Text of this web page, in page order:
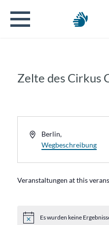
Zelte des Cirkus
Address
Berlin,
Wegbeschreibung
Veranstaltungen at this
HinweisEs wurden keine